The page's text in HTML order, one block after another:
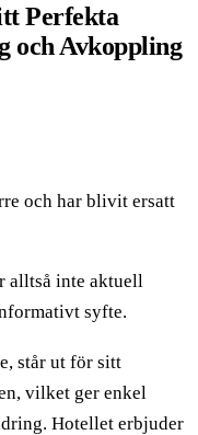
Perfekta
och Avkoppling
och har blivit ersatt
alltså inte aktuell
syfte.
står ut för sitt
vilket ger enkel
Hotellet erbjuder